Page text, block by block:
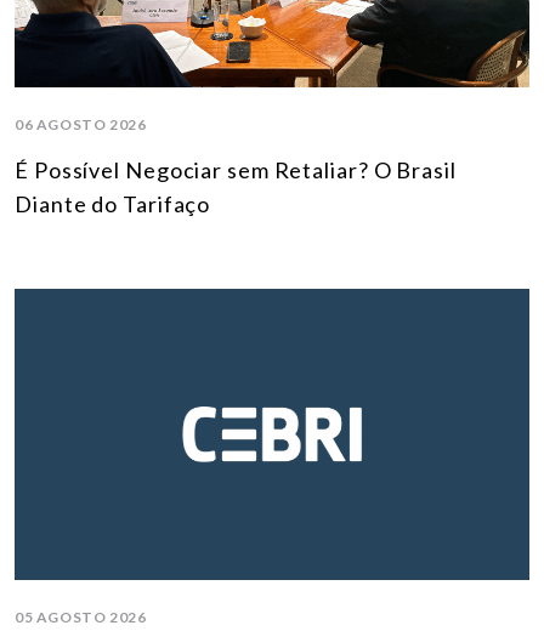
06 AGOSTO 2026
É Possível Negociar sem Retaliar? O Brasil
Diante do Tarifaço
05 AGOSTO 2026